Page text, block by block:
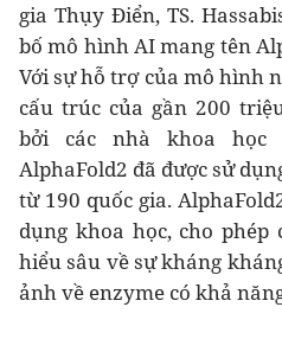
gia Thụy Điển, TS.
bố mô hình AI mang tên
Với sự hỗ trợ của mô hình
cấu trúc của gần 200
bởi các nhà khoa
AlphaFold2 đã được sử
từ 190 quốc gia.
dụng khoa học, cho
hiểu sâu về sự kháng
ảnh về enzyme có khả